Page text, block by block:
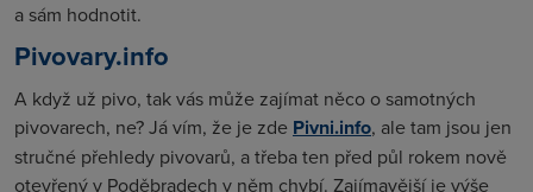
a sám hodnotit.
Pivovary.info
A když už pivo, tak vás může zajímat něco o samotných
pivovarech, ne? Já vím, že je zde Pivni.info, ale tam jsou jen
stručné přehledy pivovarů, a třeba ten před půl rokem nově
otevřený v Poděbradech v něm chybí. Zajímavější je výše